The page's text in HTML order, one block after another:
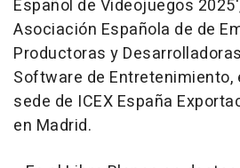
Español de Videojuegos
Asociación Española de de
Productoras y
Software de Entretenimiento,
sede de ICEX España
en Madrid.